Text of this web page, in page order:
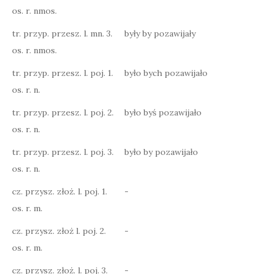
os. r. nmos.
tr. przyp. przesz. l. mn. 3.
os. r. nmos.
były by pozawijały
tr. przyp. przesz. l. poj. 1.
os. r. n.
było bych pozawijało
tr. przyp. przesz. l. poj. 2.
os. r. n.
było byś pozawijało
tr. przyp. przesz. l. poj. 3.
os. r. n.
było by pozawijało
cz. przysz. złoż. l. poj. 1.
os. r. m.
-
cz. przysz. złoż l. poj. 2.
os. r. m.
-
cz. przysz. złoż. l. poj. 3.
-